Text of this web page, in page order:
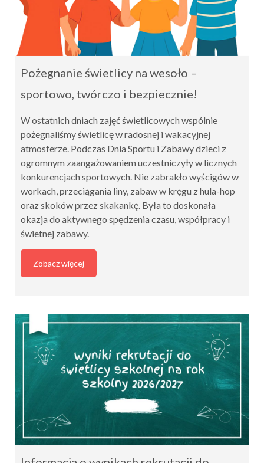
Pożegnanie świetlicy na wesoło –
sportowo, twórczo i bezpiecznie!
W ostatnich dniach zajęć świetlicowych wspólnie
pożegnaliśmy świetlicę w radosnej i wakacyjnej
atmosferze. Podczas Dnia Sportu i Zabawy dzieci z
ogromnym zaangażowaniem uczestniczyły w licznych
konkurencjach sportowych. Nie zabrakło wyścigów w
workach, przeciągania liny, zabaw w kręgu z hula-hop
oraz skoków przez skakankę. Była to doskonała
okazja do aktywnego spędzenia czasu, współpracy i
świetnej zabawy.
Zobacz więcej